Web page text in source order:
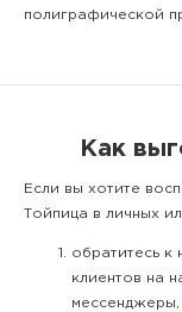
полиграфической
Как
Если вы хотите
Тойпица в личных
обратитесь к
клиентов на